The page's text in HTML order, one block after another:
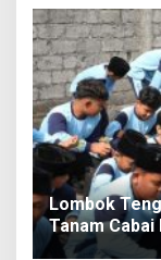
Lombok
Tanam
Inflasi